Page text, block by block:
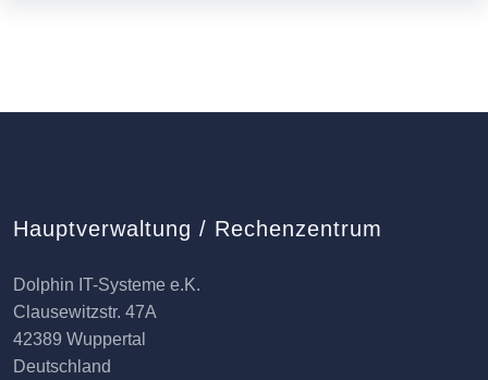
Hauptverwaltung / Rechenzentrum
Dolphin IT-Systeme e.K.
Clausewitzstr. 47A
42389 Wuppertal
Deutschland